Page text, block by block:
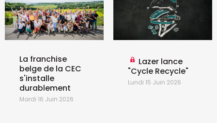
La franchise
belge de la CEC
s'installe
durablement
Mardi 16 Juin 2026
Lazer lance
"Cycle Recycle"
Lundi 15 Juin 2026